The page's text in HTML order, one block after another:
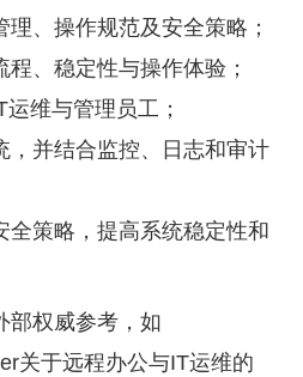
、操作规范及安全策略；
、稳定性与操作体验；
维与管理员工；
，并结合监控、日志和审计
全策略，提高系统稳定性和
部权威参考，如
关于远程办公与IT运维的